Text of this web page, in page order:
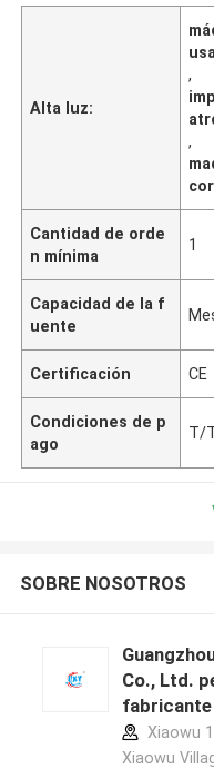
Alta luz:
,
,
Cantidad de orde
n mínima
1
Capacidad de la f
uente
Certificación CE
Condiciones de p
ago
T/
SOBRE NOSOTROS
Co., Ltd.
fabricante
Xiaowu
Xiaowu